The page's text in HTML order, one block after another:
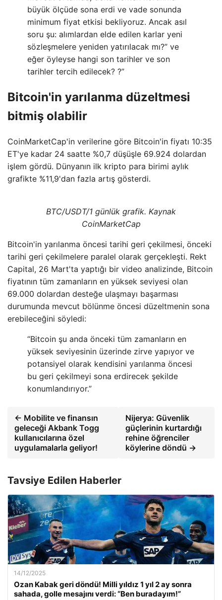
büyük ölçüde sona erdi ve vade sonunda
minimum fiyat etkisi bekliyoruz. Ancak asıl
soru şu: alımlardan elde edilen karlar yeni
sözleşmelere yeniden yatırılacak mı?” ve
eğer öyleyse hangi son tarihler ve son
tarihler tercih edilecek? ?”
Bitcoin'in yarılanma düzeltmesi
bitmiş olabilir
CoinMarketCap'in verilerine göre Bitcoin'in fiyatı 10:35
ET'ye kadar 24 saatte %0,7 düşüşle 69.924 dolardan
işlem gördü. Dünyanın ilk kripto para birimi aylık
grafikte %11,9'dan fazla artış gösterdi.
BTC/USDT/1 günlük grafik. Kaynak
CoinMarketCap
Bitcoin'in yarılanma öncesi tarihi geri çekilmesi, önceki
tarihi geri çekilmelere paralel olarak gerçekleşti. Rekt
Capital, 26 Mart'ta yaptığı bir video analizinde, Bitcoin
fiyatının tüm zamanların en yüksek seviyesi olan
69.000 dolardan desteğe ulaşmayı başarması
durumunda mevcut bölünme öncesi düzeltmenin sona
erebileceğini söyledi:
“Bitcoin şu anda önceki tüm zamanların en
yüksek seviyesinin üzerinde zirve yapıyor ve
potansiyel olarak kendisini yarılanma öncesi
bu geri çekilmeyi sona erdirecek şekilde
konumlandırıyor.”
← Mobilite ve finansın
geleceği Akbank Togg
kullanıcılarına özel
uygulamalarla geliyor!
Nijerya: Güvenlik
güçlerinin kurtardığı
rehine öğrenciler
köylerine döndü →
Tavsiye Edilen Haberler
14/12/2025
Ozan Kabak geri döndü! Milli yıldız 1 yıl 2 ay sonra
sahada, golle mesajını verdi: “Ben buradayım!”